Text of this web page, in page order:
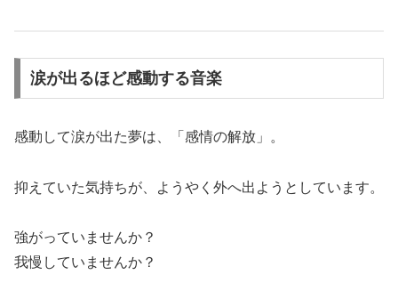
涙が出るほど感動する音楽
感動して涙が出た夢は、「感情の解放」。
抑えていた気持ちが、ようやく外へ出ようとしています。
強がっていませんか？
我慢していませんか？